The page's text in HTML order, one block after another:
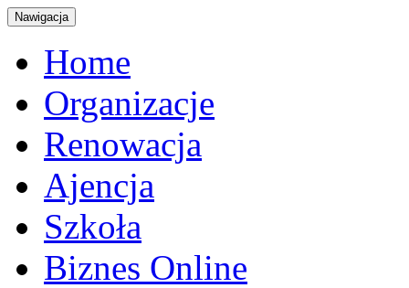
Nawigacja
Home
Organizacje
Renowacja
Ajencja
Szkoła
Biznes Online